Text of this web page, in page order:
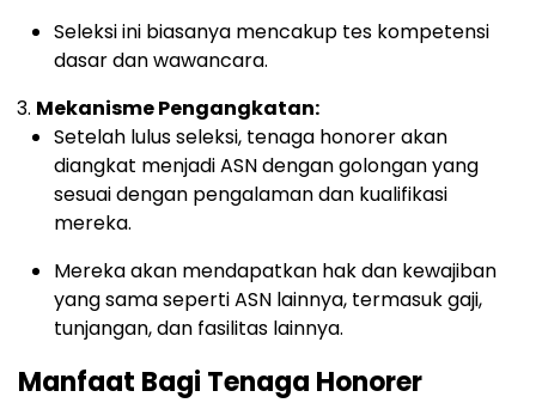
Seleksi ini biasanya mencakup tes kompetensi
dasar dan wawancara.
Mekanisme Pengangkatan:
Setelah lulus seleksi, tenaga honorer akan
diangkat menjadi ASN dengan golongan yang
sesuai dengan pengalaman dan kualifikasi
mereka.
Mereka akan mendapatkan hak dan kewajiban
yang sama seperti ASN lainnya, termasuk gaji,
tunjangan, dan fasilitas lainnya.
Manfaat Bagi Tenaga Honorer